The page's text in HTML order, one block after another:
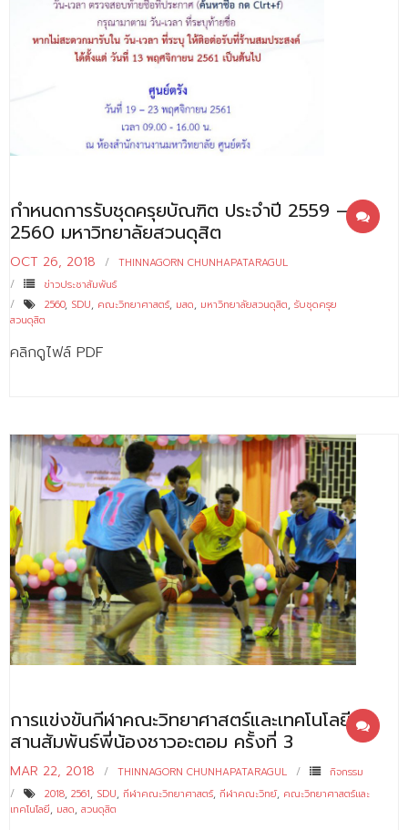
กำหนดการรับชุดครุยบัณฑิต ประจำปี 2559 –
2560 มหาวิทยาลัยสวนดุสิต
OCT 26, 2018
THINNAGORN CHUNHAPATARAGUL
ข่าวประชาสัมพันธ์
2560, SDU, คณะวิทยาศาสตร์, มสด, มหาวิทยาลัยสวนดุสิต, รับชุดครุย
สวนดุสิต
คลิกดูไฟล์ PDF
การแข่งขันกีฬาคณะวิทยาศาสตร์และเทคโนโลยี
สานสัมพันธ์พี่น้องชาวอะตอม ครั้งที่ 3
MAR 22, 2018 THINNAGORN CHUNHAPATARAGUL
กิจกรรม
2018, 2561, SDU, กีฬาคณะวิทยาศาสตร์, กีฬาคณะวิทย์, คณะวิทยาศาสตร์และ
เทคโนโลยี, มสด, สวนดุสิต